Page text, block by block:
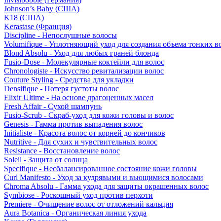
Johnson’s Baby (США)
K18 (США)
Kerastase (Франция)
Discipline - Непослушные волосы
Volumifique - Уплотняющий уход для создания объема тонких
Blond Absolu - Уход для любых граней блонда
Fusio-Dose - Молекулярные коктейли для волос
Chronologiste - Искусство ревитализации волос
Couture Styling - Средства для укладки
Densifique - Потеря густоты волос
Elixir Ultime - На основе драгоценных масел
Fresh Affair - Сухой шампунь
Fusio-Scrub - Скраб-уход для кожи головы и волос
Genesis - Гамма против выпадения волос
Initialiste - Красота волос от корней до кончиков
Nutritive - Для сухих и чувствительных волос
Resistance - Восстановление волос
Soleil - Защита от солнца
Specifique - Несбалансированное состояние кожи головы
Curl Manifesto - Уход за кудрявыми и вьющимися волосами
Chroma Absolu - Гамма ухода для защиты окрашенных волос
Symbiose - Роскошный уход против перхоти
Premiere - Очищение волос от отложений кальция
Aura Botanica - Органическая линия ухода